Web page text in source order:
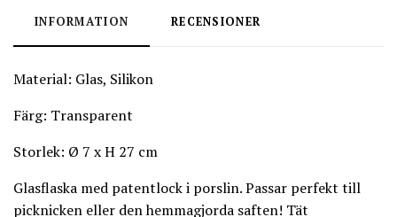
INFORMATION RECENSIONER
Material: Glas, Silikon
Färg: Transparent
Storlek: Ø 7 x H 27 cm
Glasflaska med patentlock i porslin. Passar perfekt till
picknicken eller den hemmagjorda saften! Tät